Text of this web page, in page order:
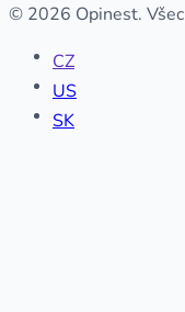
© 2026 Opinest.
CZ
US
SK